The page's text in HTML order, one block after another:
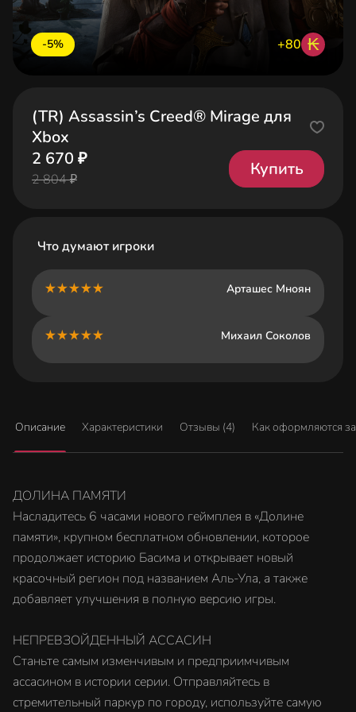
-5% +80 ₭
(TR) Assassin’s Creed® Mirage для
Xbox
2 670 ₽
2 804 ₽
Купить
Что думают игроки
Арташес Мноян
Михаил Соколов
Описание Характеристики Отзывы (4) Как оформляются
ДОЛИНА ПАМЯТИ
Насладитесь 6 часами нового геймплея в «Долине
памяти», крупном бесплатном обновлении, которое
продолжает историю Басима и открывает новый
красочный регион под названием Аль-Ула, а также
добавляет улучшения в полную версию игры.
НЕПРЕВЗОЙДЕННЫЙ АССАСИН
Станьте самым изменчивым и предприимчивым
ассасином в истории серии. Отправляйтесь в
стремительный паркур по городу, используйте самую